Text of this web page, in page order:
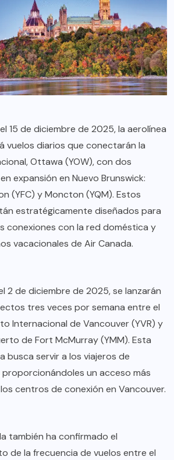
15 de diciembre de 2025, la aerolínea
vuelos diarios que conectarán la
Ottawa (YOW), con dos
expansión en Nuevo Brunswick:
(YFC) y Moncton (YQM). Estos
estratégicamente diseñados para
conexiones con la red doméstica y
vacacionales de Air Canada.
2 de diciembre de 2025, se lanzarán
tres veces por semana entre el
Internacional de Vancouver (YVR) y
de Fort McMurray (YMM). Esta
busca servir a los viajeros de
proporcionándoles un acceso más
centros de conexión en Vancouver.
también ha confirmado el
de la frecuencia de vuelos entre el